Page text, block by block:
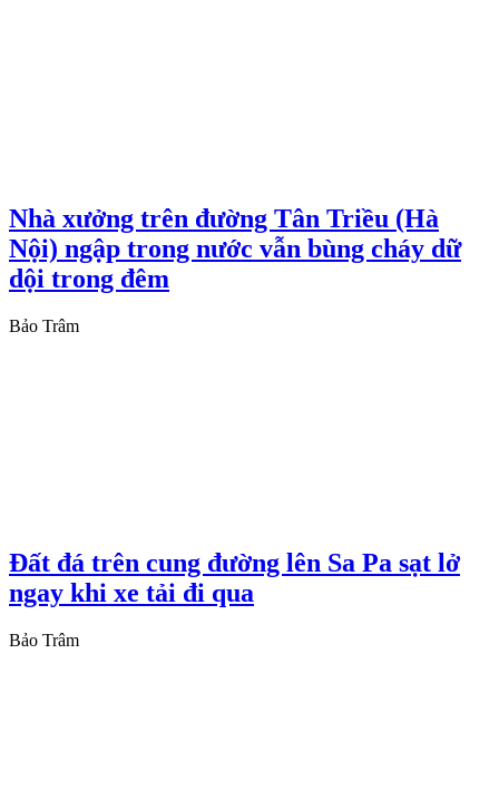
Nhà xưởng trên đường Tân Triều (Hà
Nội) ngập trong nước vẫn bùng cháy dữ
dội trong đêm
Bảo Trâm
Đất đá trên cung đường lên Sa Pa sạt lở
ngay khi xe tải đi qua
Bảo Trâm